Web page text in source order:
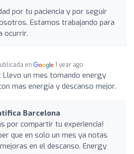
por tu paciencia y por seguir
Estamos trabajando para
ocurrir.
en 1 year ago
Llevo un mes tomando energy
mas energia y descanso mejor.
Barcelona
por compartir tu experiencia!
que en solo un mes ya notas
en el descanso. Energy